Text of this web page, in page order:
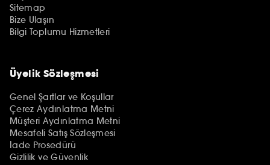
Sitemap
Bize Ulaşın
Bilgi Toplumu Hizmetleri
Üyelik Sözleşmesi
Genel Şartlar ve Koşullar
Çerez Aydınlatma Metni
Müşteri Aydınlatma Metni
Mesafeli Satış Sözleşmesi
İade Prosedürü
Gizlilik ve Güvenlik